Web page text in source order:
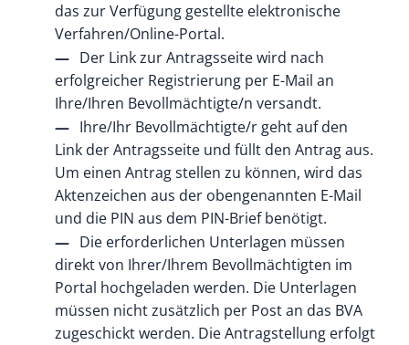
das zur Verfügung gestellte elektronische
Verfahren/Online-Portal.
Der Link zur Antragsseite wird nach
erfolgreicher Registrierung per E-Mail an
Ihre/Ihren Bevollmächtigte/n versandt.
Ihre/Ihr Bevollmächtigte/r geht auf den
Link der Antragsseite und füllt den Antrag aus.
Um einen Antrag stellen zu können, wird das
Aktenzeichen aus der obengenannten E-Mail
und die PIN aus dem PIN-Brief benötigt.
Die erforderlichen Unterlagen müssen
direkt von Ihrer/Ihrem Bevollmächtigten im
Portal hochgeladen werden. Die Unterlagen
müssen nicht zusätzlich per Post an das BVA
zugeschickt werden. Die Antragstellung erfolgt